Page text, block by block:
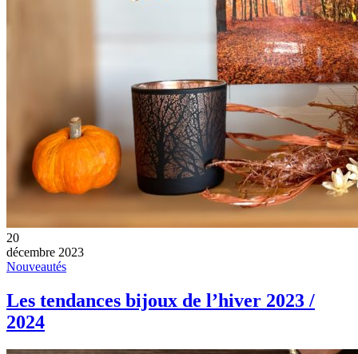
20
décembre 2023
Nouveautés
Les tendances bijoux de l’hiver 2023 /
2024